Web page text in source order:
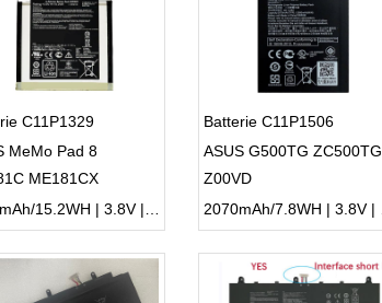
C11P1329
MeMo Pad 8
ME181CX
Batterie C11P1506
ASUS G500TG ZC500TG
Z00VD